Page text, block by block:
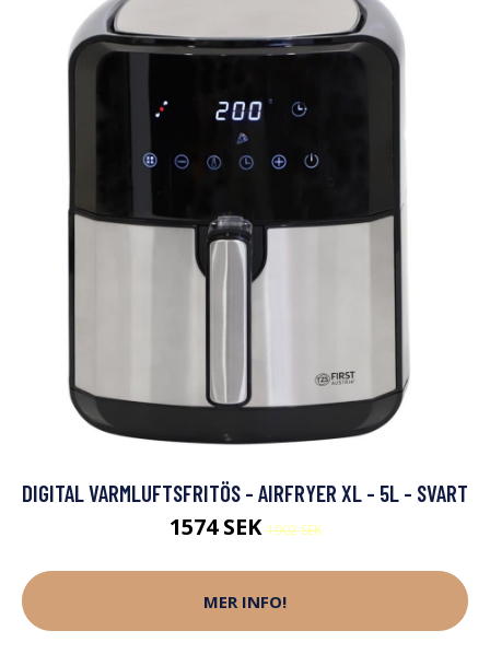
DIGITAL VARMLUFTSFRITÖS - AIRFRYER XL - 5L - SVART
1574 SEK1902 SEK
MER INFO!